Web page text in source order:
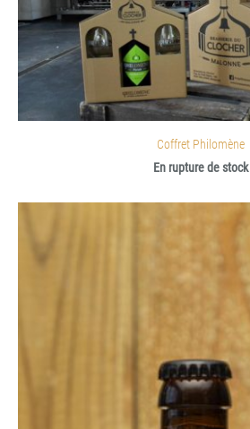
Coffret Philomène
En rupture de stock